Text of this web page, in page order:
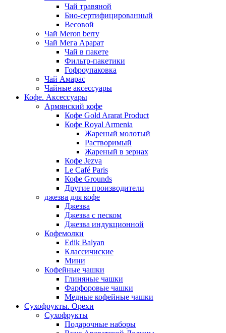
Чай травяной
Био-сертифицированный
Весовой
Чай Meron berry
Чай Мега Арарат
Чай в пакете
Фильтр-пакетики
Гофроупаковка
Чай Амарас
Чайные аксессуары
Кофе. Аксессуары
Армянский кофе
Кофе Gold Ararat Product
Кофе Royal Armenia
Жареный молотый
Растворимый
Жареный в зернах
Кофе Jezva
Le Café Paris
Кофе Grounds
Другие производители
джезва для кофе
Джезва
Джезва с песком
Джезва индукционной
Кофемолки
Edik Balyan
Классичиские
Мини
Кофейные чашки
Глиняные чашки
Фарфоровые чашки
Медные кофейные чашки
Сухофрукты. Орехи
Сухофрукты
Подарочные наборы